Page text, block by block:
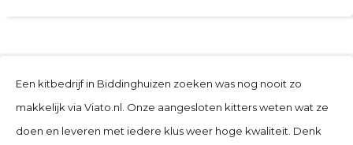
Een kitbedrijf in Biddinghuizen zoeken was nog nooit zo
makkelijk via Viato.nl. Onze aangesloten kitters weten wat ze
doen en leveren met iedere klus weer hoge kwaliteit. Denk